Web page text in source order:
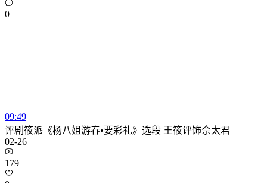
0
09:49
评剧筱派《杨八姐游春•要彩礼》选段 王筱评饰佘太君
02-26
179